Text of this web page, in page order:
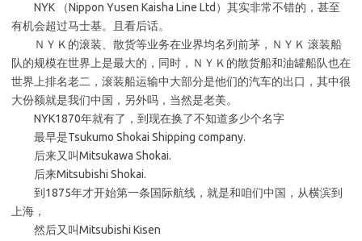
NYK （Nippon Yusen Kaisha Line Ltd）其实非常不错的，甚至
有机会超过马士基。且看后话。
ＮＹＫ的滚装、散货等业务在业界均名列前茅，ＮＹＫ 滚装船
队的规模在世界上是最大的，同时，ＮＹＫ的散货船和油罐船队也在
世界上排名老二，滚装船运输中大部分是他们的汽车的出口，其中很
大份额就是我们中国，另外吗，当然是老美。
NYK1870年就有了，到现在换了不知道多少个名字
最早是Tsukumo Shokai Shipping company.
后来又叫Mitsukawa Shokai.
后来Mitsubishi Shokai.
到1875年才开始第一条国际航线，就是和咱们中国，从横滨到
上海，
然后又叫Mitsubishi Kisen